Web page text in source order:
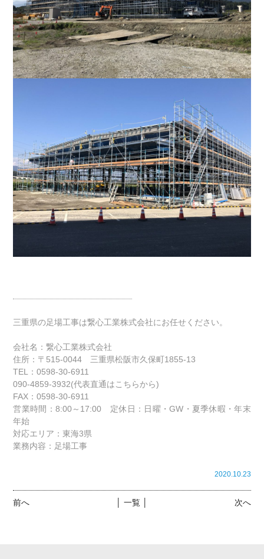
三重県の足場工事は繋心工業株式会社にお任せください。
会社名：繋心工業株式会社
住所：〒515-0044 三重県松阪市久保町1855-13
TEL：0598-30-6911
090-4859-3932(代表直通はこちらから)
FAX：0598-30-6911
営業時間：8:00～17:00 定休日：日曜・GW・夏季休暇・年末
年始
対応エリア：東海3県
業務内容：足場工事
2020.10.23
前へ 次へ
│ 一覧 │